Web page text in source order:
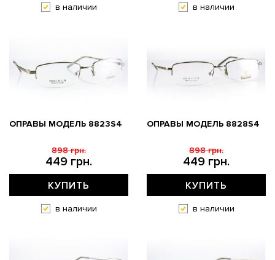
в наличии в наличии
ОПРАВЫ МОДЕЛЬ 8823S4
449 грн.
898 грн.
КУПИТЬ
в наличии
ОПРАВЫ МОДЕЛЬ 8828S4
449 грн.
898 грн.
КУПИТЬ
в наличии